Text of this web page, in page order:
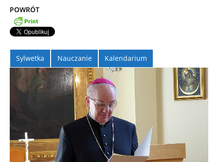
POWRÓT
Sylwetka Nauczanie Kalendarium